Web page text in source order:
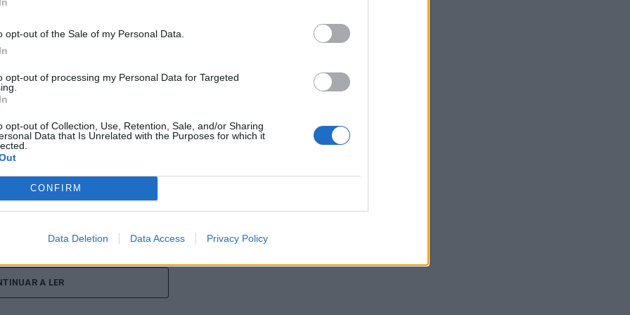
opt-out of the Sale of my Personal Data.
opt-out of processing my Personal Data for Targeted
opt-out of Collection, Use, Retention, Sale, and/or Sharing
Data that Is Unrelated with the Purposes for which it
CONFIRM
Data Deletion Data Access Privacy Policy
os dias 18 e 26 de julho, no Clube de Ténis
o regresso da competição ao circuito
na edição anterior, ter integrado o circuito
o primeiro título ATP da carreira ao
uma edição marcada pela elevada
portugueses e pela projeção internacional
nos dias 18 e 19 de julho, reunindo dezenas de
A cerimónia de abertura contou com a
de uma competição que voltou a colocar o
do ténis.
como Casper Ruud (Noruega), Alejandro
A LER